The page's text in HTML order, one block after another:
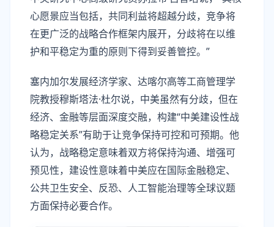
心愿景应当包括，共同利益将超越分歧，竞争将
在更广泛的战略合作框架内展开，分歧将在以维
护和平稳定为重的原则下得到妥善管控。”
塞内加尔发展经济学家、达喀尔高等工商管理学
院教授穆斯塔法·杜尔说，中美虽然有分歧，但在
经济、金融等层面深度交融，构建“中美建设性战
略稳定关系”有助于让竞争保持可控和可预期。他
认为，战略稳定意味着双方将保持沟通、增强可
预见性，建设性意味着中美应在国际金融稳定、
公共卫生安全、反恐、人工智能治理等全球议题
方面保持必要合作。